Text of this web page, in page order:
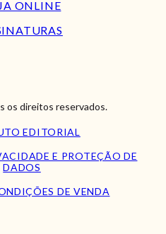
ONLINE
os direitos reservados.
EDITORIAL
E PROTEÇÃO DE
DADOS
DE VENDA